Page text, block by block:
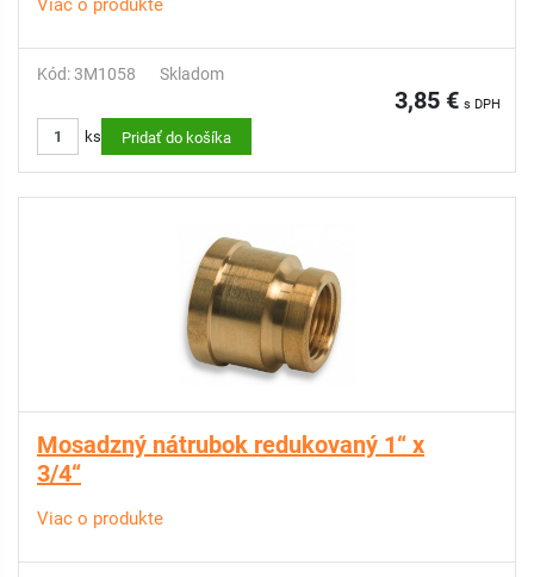
Viac o produkte
Kód: 3M1058 Skladom
3,85 € s DPH
ks Pridať do košíka
Mosadzný nátrubok redukovaný 1“ x
3/4“
Viac o produkte